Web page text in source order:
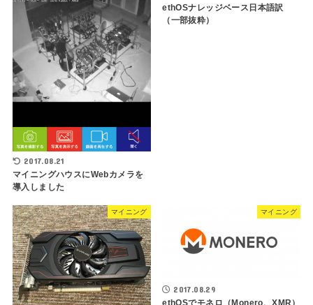
2017.08.21
マイニングハウスにWebカメラを
導入しました
ethOSナレッジベース日本語訳
（一部抜粋）
マイニング マイニング
2017.08.29
ethOSでモネロ（Monero、XMR）